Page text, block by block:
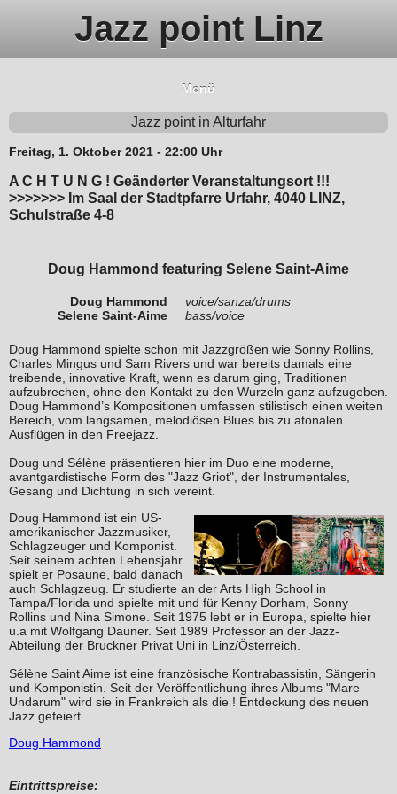
Jazz point Linz
Menü
Jazz point in Alturfahr
Freitag, 1. Oktober 2021 - 22:00 Uhr
A C H T U N G ! Geänderter Veranstaltungsort !!!
>>>>>>> Im Saal der Stadtpfarre Urfahr, 4040 LINZ,
Schulstraße 4-8
Doug Hammond featuring Selene Saint-Aime
Doug Hammond
Selene Saint-Aime
voice/sanza/drums
bass/voice
Doug Hammond spielte schon mit Jazzgrößen wie Sonny Rollins,
Charles Mingus und Sam Rivers und war bereits damals eine
treibende, innovative Kraft, wenn es darum ging, Traditionen
aufzubrechen, ohne den Kontakt zu den Wurzeln ganz aufzugeben.
Doug Hammond’s Kompositionen umfassen stilistisch einen weiten
Bereich, vom langsamen, melodiösen Blues bis zu atonalen
Ausflügen in den Freejazz.
Doug und Sélène präsentieren hier im Duo eine moderne,
avantgardistische Form des "Jazz Griot", der Instrumentales,
Gesang und Dichtung in sich vereint.
Doug Hammond ist ein US-
amerikanischer Jazzmusiker,
Schlagzeuger und Komponist.
Seit seinem achten Lebensjahr
spielt er Posaune, bald danach
auch Schlagzeug. Er studierte an der Arts High School in
Tampa/Florida und spielte mit und für Kenny Dorham, Sonny
Rollins und Nina Simone. Seit 1975 lebt er in Europa, spielte hier
u.a mit Wolfgang Dauner. Seit 1989 Professor an der Jazz-
Abteilung der Bruckner Privat Uni in Linz/Österreich.
Sélène Saint Aime ist eine französische Kontrabassistin, Sängerin
und Komponistin. Seit der Veröffentlichung ihres Albums "Mare
Undarum" wird sie in Frankreich als die ! Entdeckung des neuen
Jazz gefeiert.
Doug Hammond
Eintrittspreise: